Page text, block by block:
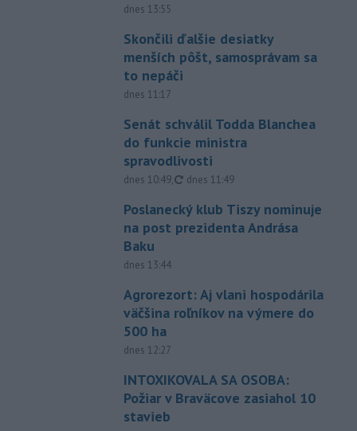
dnes 13:55
Skončili ďalšie desiatky
menších pôšt, samosprávam sa
to nepáči
dnes 11:17
Senát schválil Todda Blanchea
do funkcie ministra
spravodlivosti
dnes 10:49, aktualizované
dnes 11:49
Poslanecký klub Tiszy nominuje
na post prezidenta Andrása
Baku
dnes 13:44
Agrorezort: Aj vlani hospodárila
väčšina roľníkov na výmere do
500 ha
dnes 12:27
INTOXIKOVALA SA OSOBA:
Požiar v Braväcove zasiahol 10
stavieb